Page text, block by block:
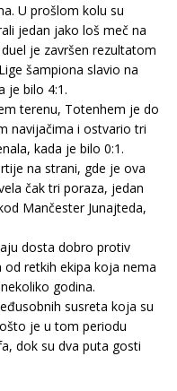
U prošlom kolu su
jedan jako loš meč na
je završen rezultatom
šampiona slavio na
je bilo 4:1.
terenu, Totenhem je do
navijačima i ostvario tri
kada je bilo 0:1.
na strani, gde je ova
čak tri poraza, jedan
Mančester Junajteda,
dosta dobro protiv
retkih ekipa koja nema
godina.
susreta koja su
je u tom periodu
dok su dva puta gosti